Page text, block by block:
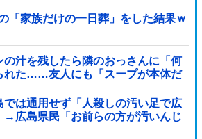
「家族だけの一日葬」をした結果ｗ
の汁を残したら隣のおっさんに「何
れた……友人にも「スープが本体だ
されたんだが、塩分過剰だし味の
は通用せず「人殺しの汚い足で広
→広島県民「お前らの方が汚いんじ
島県民じゃ」